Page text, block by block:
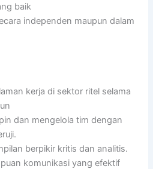
baik
independen maupun dalam
kerja di sektor ritel selama
dan mengelola tim dengan
berpikir kritis dan analitis.
komunikasi yang efektif